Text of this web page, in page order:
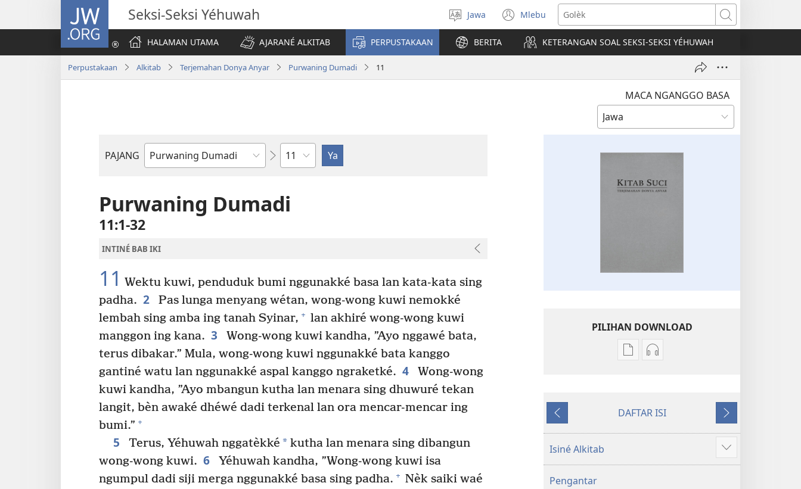
JW.ORG Seksi-Seksi Yéhuwah
Pilih
basa
Jawa Mlebu
(opens
new
window)
Golèk
HALAMAN UTAMA
AJARANÉ ALKITAB PERPUSTAKAAN BERITA KETERANGAN SOAL SEKSI-SEKSI YÉHUWAH
Perpustakaan Alkitab Terjemahan Donya Anyar Purwaning Dumadi 11
MACA NGANGGO BASA
PAJANG
Buku
Bab
Purwaning Dumadi
11:1-32
INTINÉ BAB IKI
11 Wektu kuwi, penduduk bumi nggunakké basa lan kata-kata sing
padha. 2
Pas lunga menyang wétan, wong-wong kuwi nemokké
lembah sing amba ing tanah Syinar, + lan akhiré wong-wong kuwi
manggon ing kana. 3
Wong-wong kuwi kandha, ”Ayo nggawé bata,
terus dibakar.” Mula, wong-wong kuwi nggunakké bata kanggo
gantiné watu lan nggunakké aspal kanggo ngraketké. 4
Wong-wong
kuwi kandha, ”Ayo mbangun kutha lan menara sing dhuwuré tekan
langit, bèn awaké dhéwé dadi terkenal lan ora mencar-mencar ing
bumi.” +
5 Terus, Yéhuwah nggatèkké *kutha lan menara sing dibangun
wong-wong kuwi. 6
Yéhuwah kandha, ”Wong-wong kuwi isa
ngumpul dadi siji merga nggunakké basa sing padha. + Nèk saiki waé
PILIHAN DOWNLOAD
Pilihan
digital
Pilihan
swara
Sakdurungé
DAFTAR ISI
Sakbanjuré
Isiné Alkitab
Show
more
Pengantar